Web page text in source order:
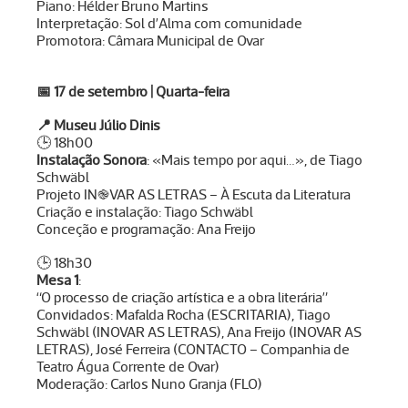
Piano: Hélder Bruno Martins
Interpretação: Sol d’Alma com comunidade
Promotora: Câmara Municipal de Ovar
📅 17 de setembro | Quarta-feira
📍 Museu Júlio Dinis
🕒 18h00
Instalação Sonora: «Mais tempo por aqui…», de Tiago
Schwäbl
Projeto IN֎VAR AS LETRAS – À Escuta da Literatura
Criação e instalação: Tiago Schwäbl
Conceção e programação: Ana Freijo
🕒 18h30
Mesa 1:
“O processo de criação artística e a obra literária”
Convidados: Mafalda Rocha (ESCRITARIA), Tiago
Schwäbl (INOVAR AS LETRAS), Ana Freijo (INOVAR AS
LETRAS), José Ferreira (CONTACTO – Companhia de
Teatro Água Corrente de Ovar)
Moderação: Carlos Nuno Granja (FLO)